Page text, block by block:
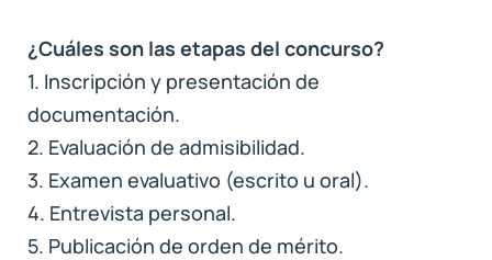
¿Cuáles son las etapas del concurso?
1. Inscripción y presentación de
documentación.
2. Evaluación de admisibilidad.
3. Examen evaluativo (escrito u oral).
4. Entrevista personal.
5. Publicación de orden de mérito.